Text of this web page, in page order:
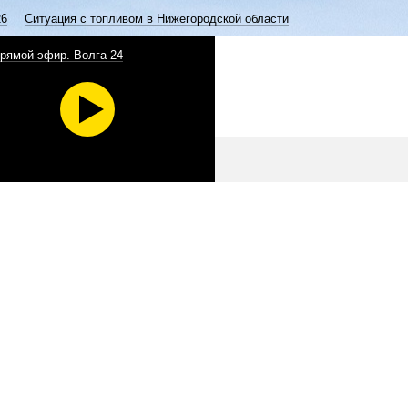
Ситуация с топливом в Нижегородской области
эфир. Волга 24